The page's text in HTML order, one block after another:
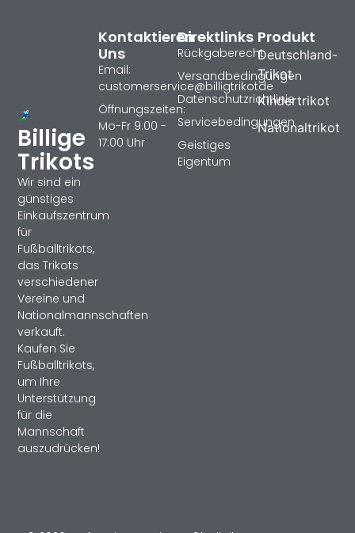
Billige
Trikots
Wir sind ein
günstiges
Einkaufszentrum
für
Fußballtrikots,
das Trikots
verschiedener
Vereine und
Nationalmannschaften
verkauft.
Kaufen Sie
Fußballtrikots,
um Ihre
Unterstützung
für die
Mannschaft
auszudrücken!
Produkt
Deutschland-
Trikot
Kindertrikot
Nationaltrikot
Direktlinks
Rückgaberecht
Versandbedingungen
Datenschutzrichtlinie
Servicebedingungen
Geistiges
Eigentum
Kontaktieren
Uns
Email:
customerservice@billigtrikotde
Öffnungszeiten:
Mo-Fr 9:00 -
17:00 Uhr